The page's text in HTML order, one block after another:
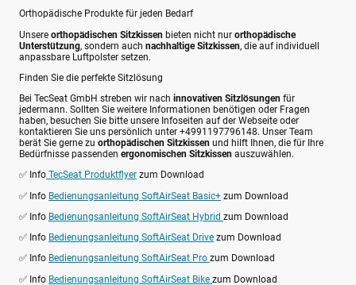
Orthopädische Produkte für jeden Bedarf
Unsere orthopädischen Sitzkissen bieten nicht nur orthopädische
Unterstützung, sondern auch nachhaltige Sitzkissen, die auf individuell
anpassbare Luftpolster setzen.
Finden Sie die perfekte Sitzlösung
Bei TecSeat GmbH streben wir nach innovativen Sitzlösungen für
jedermann. Sollten Sie weitere Informationen benötigen oder Fragen
haben, besuchen Sie bitte unsere Infoseiten auf der Webseite oder
kontaktieren Sie uns persönlich unter +4991197796148. Unser Team
berät Sie gerne zu orthopädischen Sitzkissen und hilft Ihnen, die für Ihre
Bedürfnisse passenden ergonomischen Sitzkissen auszuwählen.
✅ Info TecSeat Produktflyer zum Download
✅ Info Bedienungsanleitung SoftAirSeat Basic+ zum Download
✅ Info Bedienungsanleitung SoftAirSeat Hybrid zum Download
✅ Info Bedienungsanleitung SoftAirSeat Drive zum Download
✅ Info Bedienungsanleitung SoftAirSeat Pro zum Download
✅ Info Bedienungsanleitung SoftAirSeat Bike zum Download